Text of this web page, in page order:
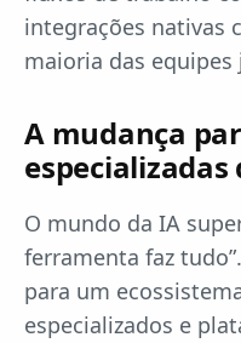
integrações nativas
maioria das equipes
A mudança
especializadas
O mundo da IA
ferramenta faz
para um
especializados e